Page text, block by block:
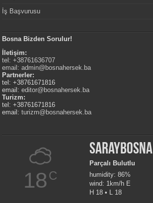
İş Başvurusu
Bosna Bizden Sorulur!
İletişim:
tel: +38761636707
email:admin@bosnahersek.ba
Partnerler:
tel: +38761671816
email:editor@bosnahersek.ba
Turizm:
tel: +38761671816
email:turizm@bosnahersek.ba
18C
Saraybosna
Parçalı Bulutlu
humidity: 86%
wind: 1km/h E
H 18 • L 18